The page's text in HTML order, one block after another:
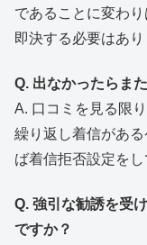
であることに変わ
即決する必要はあり
Q. 出なかったらま
A. 口コミを見る限
繰り返し着信があ
ば着信拒否設定をし
Q. 強引な勧誘を受
ですか？